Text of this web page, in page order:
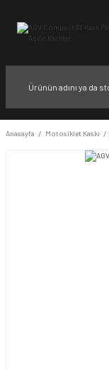
Anasayfa Motosiklet Kaskı